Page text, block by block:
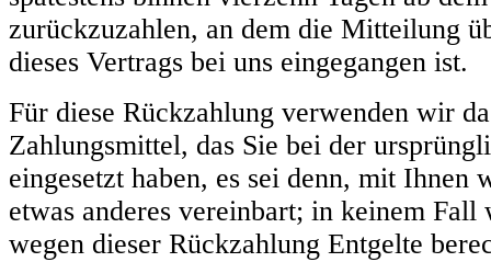
zurückzuzahlen, an dem die Mitteilung
dieses Vertrags bei uns eingegangen ist.
Für diese Rückzahlung verwenden wir
Zahlungsmittel, das Sie bei der
eingesetzt haben, es sei denn, mit Ihnen
etwas anderes vereinbart; in keinem Fall
wegen dieser Rückzahlung Entgelte